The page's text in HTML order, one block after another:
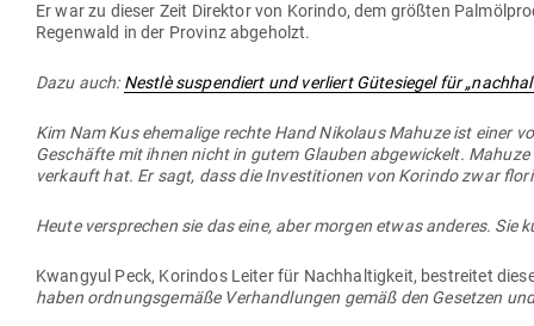
Er war zu dieser Zeit Direktor von Korindo, dem größten
Regenwald in der Provinz abgeholzt.
Dazu auch: Nestlè sus­pen­diert und ver­liert Güte­siegel für
Kim Nam Kus ehe­malige rechte Hand Nikolaus Mahuze ist einer
Geschäfte mit ihnen nicht in gutem Glauben abge­wi­ckelt.
ver­kauft hat. Er sagt, dass die Inves­ti­tionen von Korindo zwar
Heute ver­sprechen sie das eine, aber morgen etwas anderes. Sie
Kwangyul Peck, Kor­indos Leiter für Nach­hal­tigkeit, bestreitet
haben ord­nungs­gemäße Ver­hand­lungen gemäß den Gesetzen